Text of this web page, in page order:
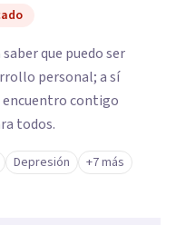
que puedo ser
personal; a sí
encuentro contigo
todos.
Depresión +7 más